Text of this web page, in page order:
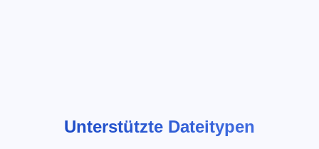
Unterstützte Dateitypen